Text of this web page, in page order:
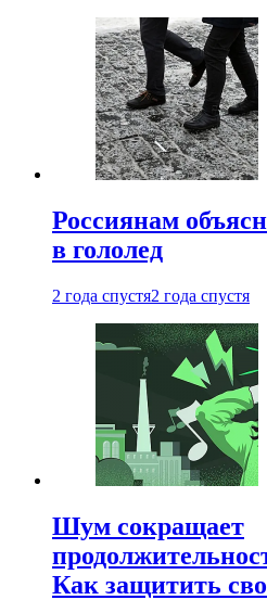
Россиянам
в гололед
2 года спустя2 года спустя
Шум сокращает
Как защитить